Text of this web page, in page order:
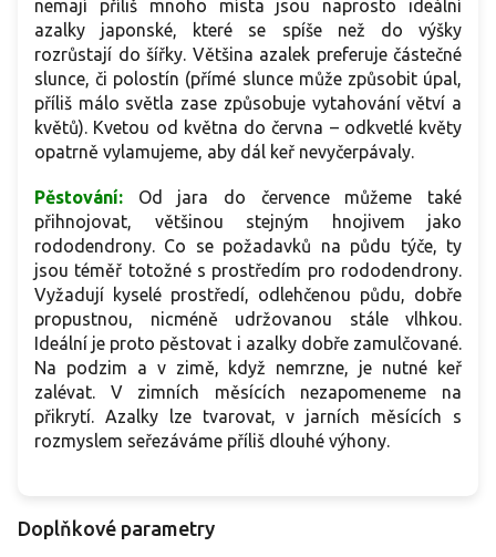
nemají příliš mnoho místa jsou naprosto ideální
azalky japonské, které se spíše než do výšky
rozrůstají do šířky. Většina azalek preferuje částečné
slunce, či polostín (přímé slunce může způsobit úpal,
příliš málo světla zase způsobuje vytahování větví a
květů). Kvetou od května do června – odkvetlé květy
opatrně vylamujeme, aby dál keř nevyčerpávaly.
Pěstování: Od jara do července můžeme také
přihnojovat, většinou stejným hnojivem jako
rododendrony. Co se požadavků na půdu týče, ty
jsou téměř totožné s prostředím pro rododendrony.
Vyžadují kyselé prostředí, odlehčenou půdu, dobře
propustnou, nicméně udržovanou stále vlhkou.
Ideální je proto pěstovat i azalky dobře zamulčované.
Na podzim a v zimě, když nemrzne, je nutné keř
zalévat. V zimních měsících nezapomeneme na
přikrytí. Azalky lze tvarovat, v jarních měsících s
rozmyslem seřezáváme příliš dlouhé výhony.
Doplňkové parametry